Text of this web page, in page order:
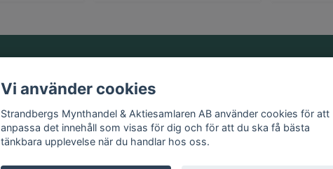
Kontakt
Köpvillkor
Vi använder cookies
Strandbergs Mynthandel & Aktiesamlaren AB använder cookies för att
anpassa det innehåll som visas för dig och för att du ska få bästa
tänkbara upplevelse när du handlar hos oss.